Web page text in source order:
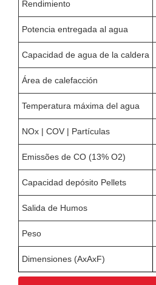
Rendimiento
Potencia entregada al agua
Capacidad de agua de la caldera
Área de calefacción
Temperatura máxima del agua
NOx | COV | Partículas
Emissões de CO (13% O2)
Capacidad depósito Pellets
Salida de Humos
Peso
Dimensiones (AxAxF)